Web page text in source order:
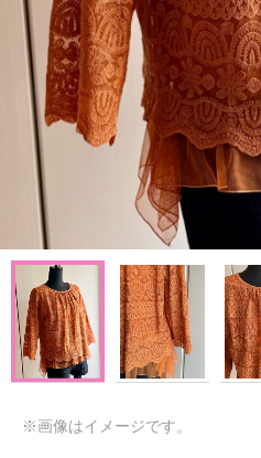
※画像はイメージです。